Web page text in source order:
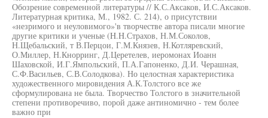
Обозрение современной литературы // К.С.Аксаков, И.С.Аксаков.
Литературная критика, М., 1982. С. 214), о присутствии
«незримого и неуловимого»'в творчестве автора писали многие
другие критики и ученые (H.H.Страхов, Н.М.Соколов,
Н.Щебальский, т В.Перцои, Г.М.Князев, Н.Котляревский,
О.Миллер, Н.Кнорринг, Д.Церетелев, иеромонах Иоанн
Шаховской, И.Г.Ямпольский, П.А.Гапоненко, Д.И. Черашная,
С.Ф.Васильев, С.В.Солодкова). Но целостная характеристика
художественного мировидения А.К.Толстого все же
сформулирована не была. Творчество Толстого в значительной
степени противоречиво, порой даже антиномично - тем более
важно при